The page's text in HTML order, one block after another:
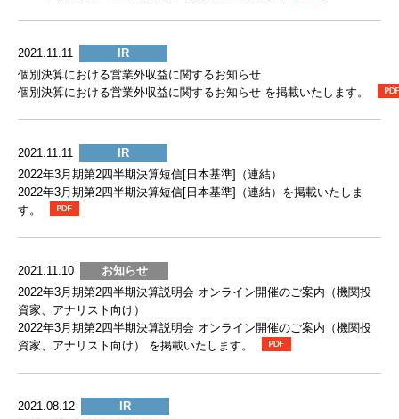
2021.11.11
IR
個別決算における営業外収益に関するお知らせ
個別決算における営業外収益に関するお知らせ を掲載いたします。
2021.11.11
IR
2022年3月期第2四半期決算短信[日本基準]（連結）
2022年3月期第2四半期決算短信[日本基準]（連結）を掲載いたしま
す。
2021.11.10
お知らせ
2022年3月期第2四半期決算説明会 オンライン開催のご案内（機関投
資家、アナリスト向け）
2022年3月期第2四半期決算説明会 オンライン開催のご案内（機関投
資家、アナリスト向け） を掲載いたします。
2021.08.12
IR